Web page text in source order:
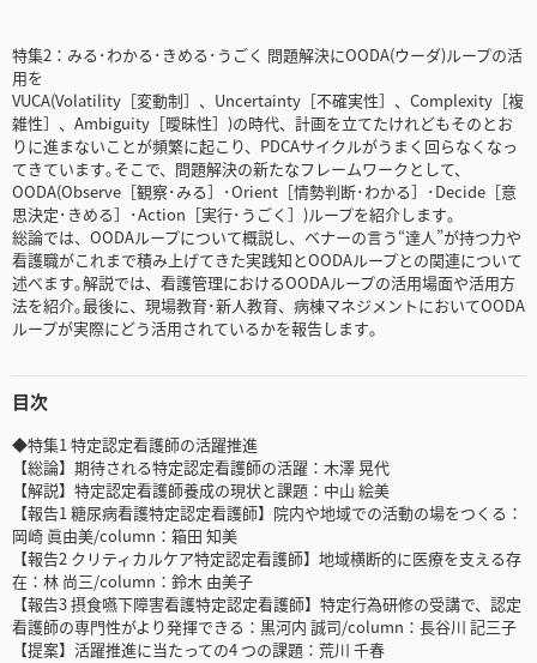
特集2：みる･わかる･きめる･うごく 問題解決にOODA(ウーダ)ループの活
用を
VUCA(Volatility［変動制］、Uncertainty［不確実性］、Complexity［複
雑性］、Ambiguity［曖昧性］)の時代、計画を立てたけれどもそのとお
りに進まないことが頻繁に起こり、PDCAサイクルがうまく回らなくなっ
てきています｡そこで、問題解決の新たなフレームワークとして、
OODA(Observe［観察･みる］･Orient［情勢判断･わかる］･Decide［意
思決定･きめる］･Action［実行･うごく］)ループを紹介します｡
総論では、OODAループについて概説し、ベナーの言う“達人”が持つ力や
看護職がこれまで積み上げてきた実践知とOODAループとの関連について
述べます｡解説では、看護管理におけるOODAループの活用場面や活用方
法を紹介｡最後に、現場教育･新人教育、病棟マネジメントにおいてOODA
ループが実際にどう活用されているかを報告します｡
目次
◆特集1 特定認定看護師の活躍推進
【総論】期待される特定認定看護師の活躍：木澤 晃代
【解説】特定認定看護師養成の現状と課題：中山 絵美
【報告1 糖尿病看護特定認定看護師】院内や地域での活動の場をつくる：
岡崎 眞由美/column：箱田 知美
【報告2 クリティカルケア特定認定看護師】地域横断的に医療を支える存
在：林 尚三/column：鈴木 由美子
【報告3 摂食嚥下障害看護特定認定看護師】特定行為研修の受講で、認定
看護師の専門性がより発揮できる：黒河内 誠司/column：長谷川 記三子
【提案】活躍推進に当たっての4 つの課題：荒川 千春